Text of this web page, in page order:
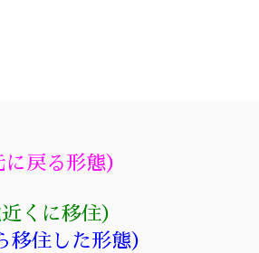
戻る形態）
近くに移住）
住した形態）